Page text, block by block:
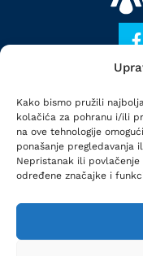
Kako bismo pružili
kolačića za pohranu i/ili
na ove tehnologije
ponašanje pregledavanja
Nepristanak ili
određene značajke i